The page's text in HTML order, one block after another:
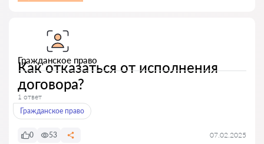
Гражданское право
Как отказаться от исполнения
договора?
1 ответ
Гражданское право
0 53 07.02.2025